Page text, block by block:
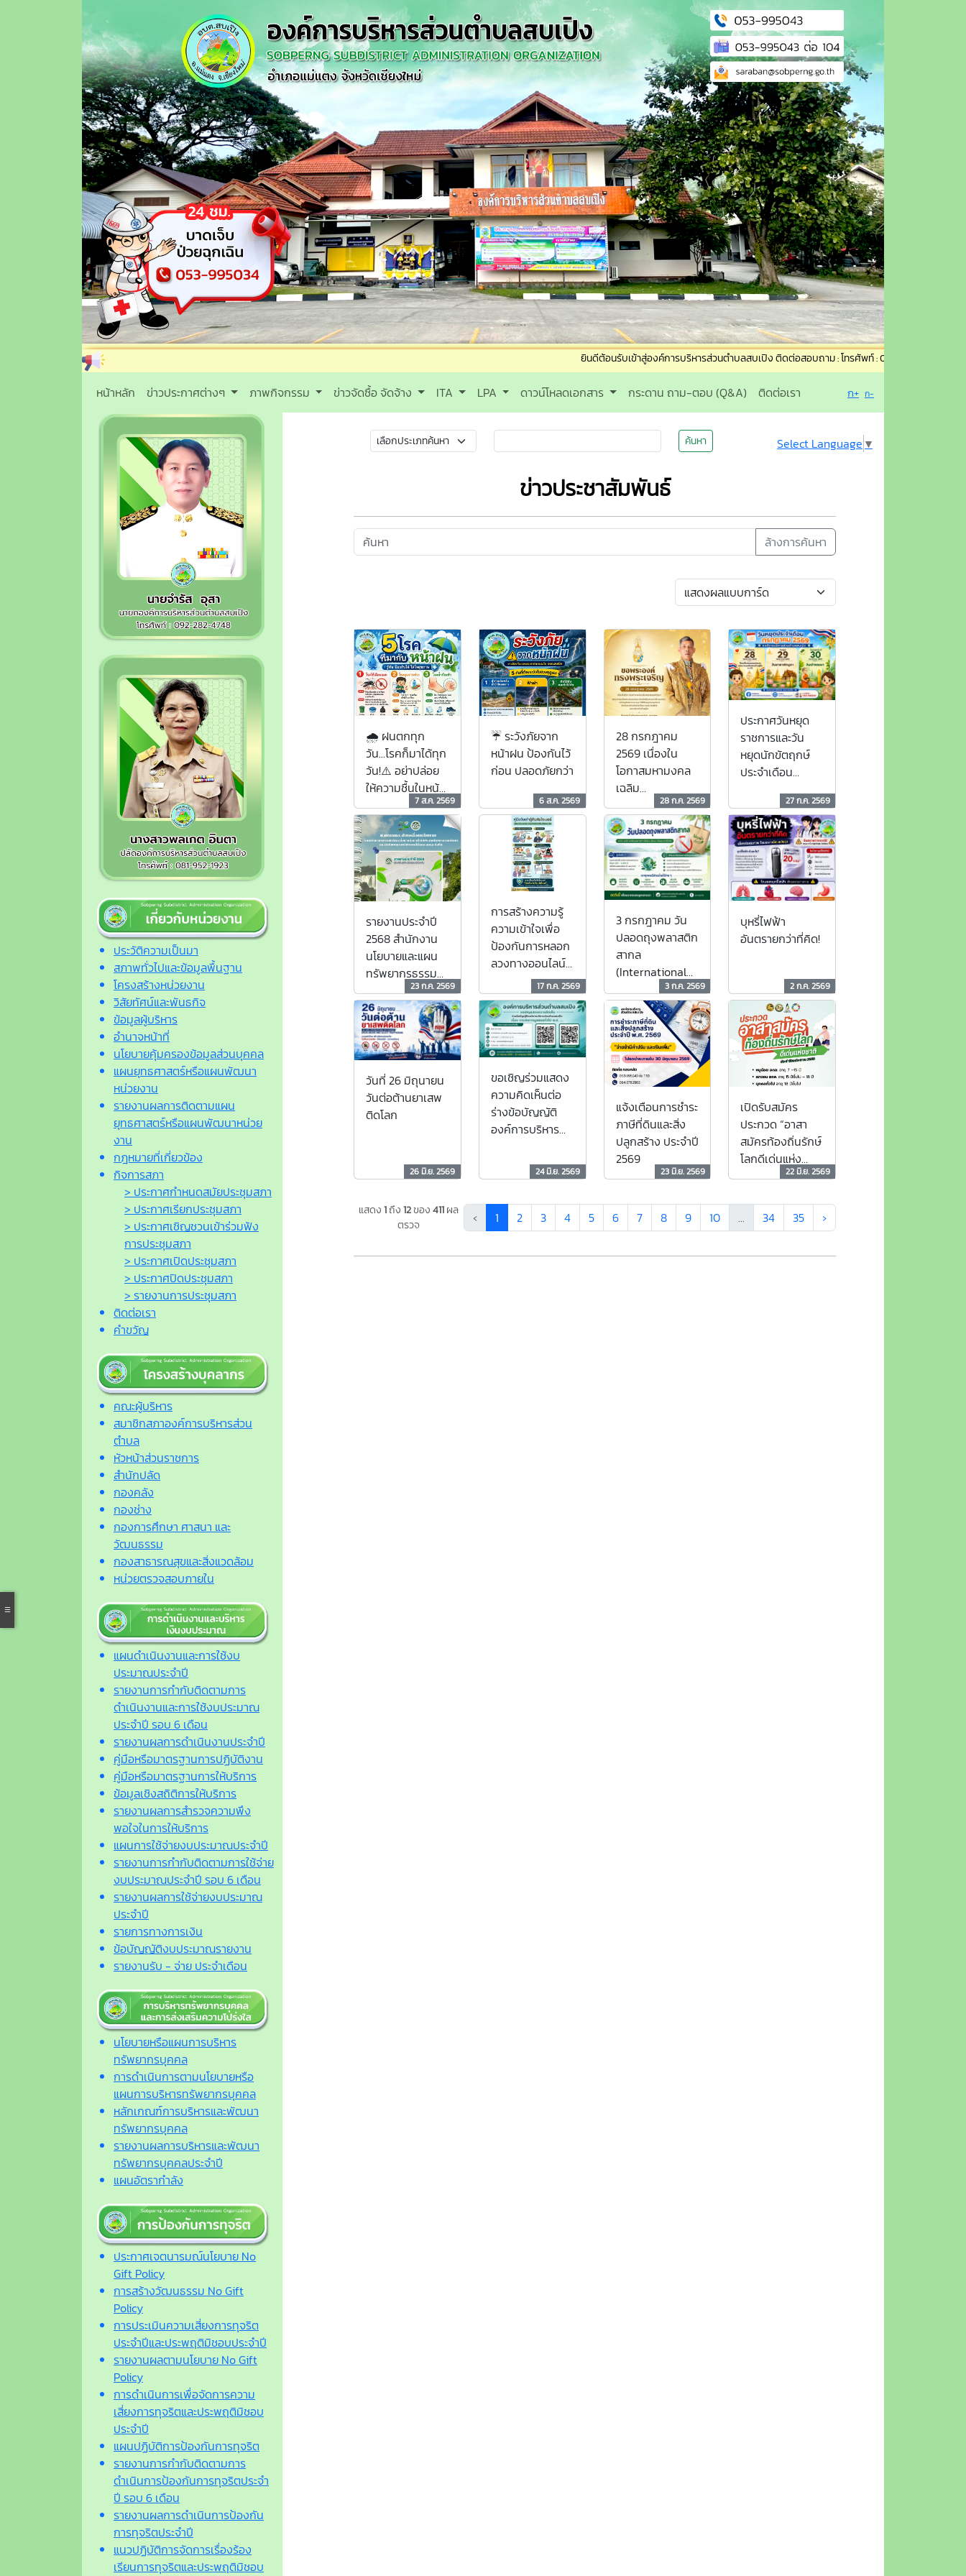
ยินดีต้อนรับเข้าสู่องค์การบริหารส่วนตำบลสบเปิง ติดต่อสอบถาม : โทรศัพท์ : 053-995043 อีเมล์ :
หน้าหลัก ข่าวประกาศต่างๆ ภาพกิจกรรม ข่าวจัดซื้อ จัดจ้าง ITA LPA ดาวน์โหลดเอกสาร กระดาน ถาม-ตอบ (Q&A) ติดต่อเรา ก+ ก-
ประวัติความเป็นมา
สภาพทั่วไปและข้อมูลพื้นฐาน
โครงสร้างหน่วยงาน
วิสัยทัศน์และพันธกิจ
ข้อมูลผู้บริหาร
อำนาจหน้าที่
นโยบายคุ้มครองข้อมูลส่วนบุคคล
แผนยุทธศาสตร์หรือแผนพัฒนา
หน่วยงาน
รายงานผลการติดตามแผน
ยุทธศาสตร์หรือแผนพัฒนาหน่วย
งาน
กฎหมายที่เกี่ยวข้อง
กิจการสภา
> ประกาศกำหนดสมัยประชุมสภา
> ประกาศเรียกประชุมสภา
> ประกาศเชิญชวนเข้าร่วมฟัง
การประชุมสภา
> ประกาศเปิดประชุมสภา
> ประกาศปิดประชุมสภา
> รายงานการประชุมสภา
ติดต่อเรา
คำขวัญ
คณะผู้บริหาร
สมาชิกสภาองค์การบริหารส่วน
ตำบล
หัวหน้าส่วนราชการ
สำนักปลัด
กองคลัง
กองช่าง
กองการศึกษา ศาสนา และ
วัฒนธรรม
กองสาธารณสุขและสิ่งแวดล้อม
หน่วยตรวจสอบภายใน
แผนดำเนินงานและการใช้งบ
ประมาณประจำปี
รายงานการกำกับติดตามการ
ดำเนินงานและการใช้งบประมาณ
ประจำปี รอบ 6 เดือน
รายงานผลการดำเนินงานประจำปี
คู่มือหรือมาตรฐานการปฏิบัติงาน
คู่มือหรือมาตรฐานการให้บริการ
ข้อมูลเชิงสถิติการให้บริการ
รายงานผลการสำรวจความพึง
พอใจในการให้บริการ
แผนการใช้จ่ายงบประมาณประจำปี
รายงานการกำกับติดตามการใช้จ่าย
งบประมาณประจำปี รอบ 6 เดือน
รายงานผลการใช้จ่ายงบประมาณ
ประจำปี
รายการทางการเงิน
ข้อบัญญัติงบประมาณรายงาน
รายงานรับ - จ่าย ประจำเดือน
นโยบายหรือแผนการบริหาร
ทรัพยากรบุคคล
การดำเนินการตามนโยบายหรือ
แผนการบริหารทรัพยากรบุคคล
หลักเกณฑ์การบริหารและพัฒนา
ทรัพยากรบุคคล
รายงานผลการบริหารและพัฒนา
ทรัพยากรบุคคลประจำปี
แผนอัตรากำลัง
ประกาศเจตนารมณ์นโยบาย No
Gift Policy
การสร้างวัฒนธรรม No Gift
Policy
การประเมินความเสี่ยงการทุจริต
ประจำปีและประพฤติมิชอบประจำปี
รายงานผลตามนโยบาย No Gift
Policy
การดำเนินการเพื่อจัดการความ
เสี่ยงการทุจริตและประพฤติมิชอบ
ประจำปี
แผนปฏิบัติการป้องกันการทุจริต
รายงานการกำกับติดตามการ
ดำเนินการป้องกันการทุจริตประจำ
ปี รอบ 6 เดือน
รายงานผลการดำเนินการป้องกัน
การทุจริตประจำปี
แนวปฏิบัติการจัดการเรื่องร้อง
เรียนการทุจริตและประพฤติมิชอบ
ค้นหา Select Language ▼
ข่าวประชาสัมพันธ์
ล้างการค้นหา
🌧️ ฝนตกทุก
วัน...โรคก็มาได้ทุก
วัน!⚠️ อย่าปล่อย
ให้ความชื้นในหน้า
ฝน กลายเป็น
ความเสี่ยงของ
คนในครอบครัวรู้
หรือไม่?
7 ส.ค. 2569
☔ ระวังภัยจาก
หน้าฝน ป้องกันไว้
ก่อน ปลอดภัยกว่า
6 ส.ค. 2569
28 กรกฎาคม
2569 เนื่องใน
โอกาสมหามงคล
เฉลิม
พระชนมพรรษา
พระบาทสมเด็จ
พระปรเมนทร
รามาธิบดีศรีสิน
ทรมหาวชิราลง
กรณ มหิศรภูมิพล
สมบูรณอดุลยเดช
สยามินทราธิเบศร
ราชวโรดม บรม
นาถบพิตร พระ
วชิรเกล้าเจ้าอยู่หัว
28 ก.ค. 2569
ประกาศวันหยุด
ราชการและวัน
หยุดนักขัตฤกษ์
ประจำเดือน
กรกฎาคม 2569
27 ก.ค. 2569
รายงานประจำปี
2568 สำนักงาน
นโยบายและแผน
ทรัพยากรธรรมชา
ติและสิ่งแวดล้อม
23 ก.ค. 2569
การสร้างความรู้
ความเข้าใจเพื่อ
ป้องกันการหลอก
ลวงทางออนไลน์
(Scammer)17 ก.ค. 2569
3 กรกฎาคม วัน
ปลอดถุงพลาสติก
สากล
(International
Plastic Bag Free
Day)
3 ก.ค. 2569
บุหรี่ไฟฟ้า
อันตรายกว่าที่คิด!
2 ก.ค. 2569
วันที่ 26 มิถุนายน
วันต่อต้านยาเสพ
ติดโลก
26 มิ.ย. 2569
ขอเชิญร่วมแสดง
ความคิดเห็นต่อ
ร่างข้อบัญญัติ
องค์การบริหาร
เรื่อง การจัดการ
มูลฝอยทั่วไป พ.ศ.
24 มิ.ย. 2569
แจ้งเตือนการชำระ
ภาษีที่ดินและสิ่ง
ปลูกสร้าง ประจำปี
2569
23 มิ.ย. 2569
เปิดรับสมัคร
ประกวด “อาสา
สมัครท้องถิ่นรักษ์
โลกดีเด่นแห่ง
ชาติ” ประจำปี22 มิ.ย. 2569
แสดง1ถึง12ของ411ผล
ตรวจ
‹ 1 2 3 4 5 6 7 8 9 10 ... 34 35 ›